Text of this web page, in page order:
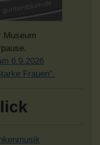
Museum
6.9.2026
Frauen".